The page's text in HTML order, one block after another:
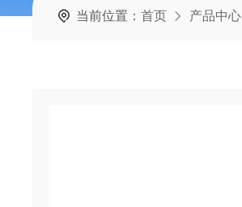
当前位置：首页 产品中心